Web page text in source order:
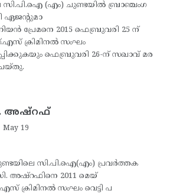
സി.പി.ഐ (എം) ചുണ്ടയില്‍ ബ്രാഞ്ചംഗ
ഏജന്റുമാ
പ്രേമനെ 2015 ഫെബ്രുവരി 25 ന്
ക്രിമിനല്‍ സംഘം
ഫെബ്രുവരി 26-ന് സഖാവ് മര
അഷ്‌റഫ്
May 19
സി.പി.ഐ(എം) പ്രവര്‍ത്തക
അഷ്‌റഫിനെ 2011 മെയ്
ക്രിമിനല്‍ സംഘം വെട്ടി പ